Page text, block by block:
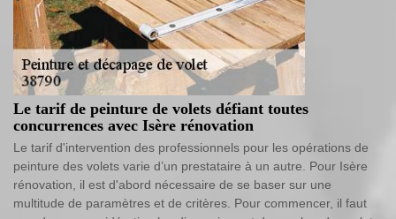
Le tarif de peinture de volets défiant toutes
concurrences avec Isère rénovation
Le tarif d'intervention des professionnels pour les opérations de
peinture des volets varie d’un prestataire à un autre. Pour Isère
rénovation, il est d'abord nécessaire de se baser sur une
multitude de paramètres et de critères. Pour commencer, il faut